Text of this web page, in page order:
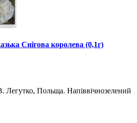
Снігова королева (0,1г)
Легутко, Польща. Напіввічнозелений